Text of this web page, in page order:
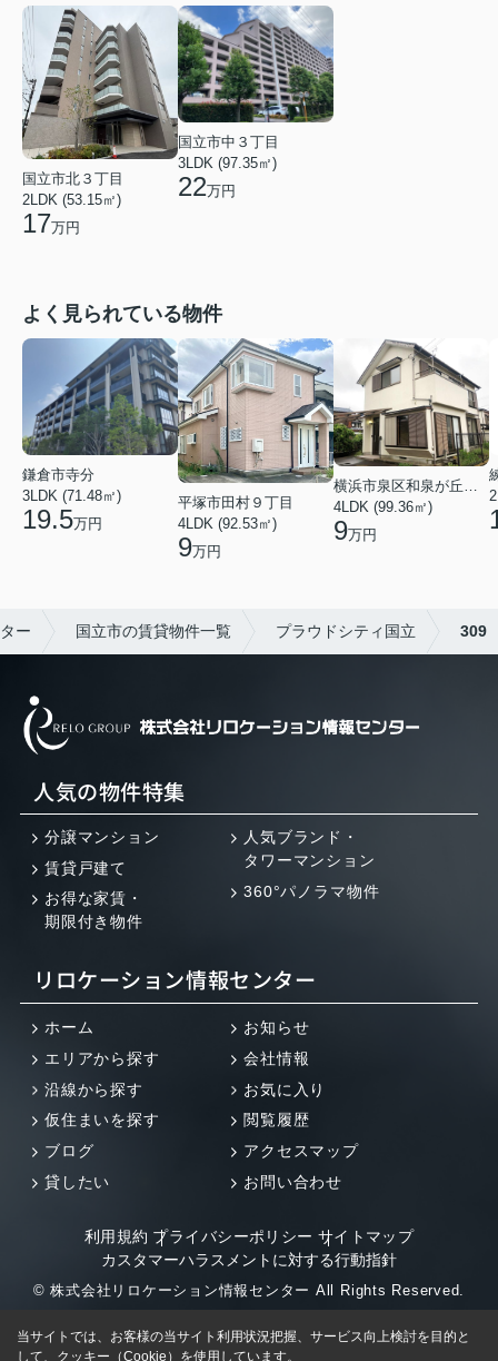
国立市北３丁目
2LDK (53.15㎡)
17万円
国立市中３丁目
3LDK (97.35㎡)
22万円
よく見られている物件
鎌倉市寺分
3LDK (71.48㎡)
19.5万円
平塚市田村９丁目
4LDK (92.53㎡)
9万円
横浜市泉区和泉が丘３丁目
4LDK (99.36㎡)
9万円
ー 国立市の賃貸物件一覧 プラウドシティ国立 309
人気の物件特集
分譲マンション
賃貸戸建て
お得な家賃・
期限付き物件
人気ブランド・
タワーマンション
360°パノラマ物件
リロケーション情報センター
ホーム
エリアから探す
沿線から探す
仮住まいを探す
ブログ
貸したい
お知らせ
会社情報
お気に入り
閲覧履歴
アクセスマップ
お問い合わせ
利用規約 プライバシーポリシー サイトマップ
カスタマーハラスメントに対する行動指針
© 株式会社リロケーション情報センター All Rights Reserved.
当サイトでは、お客様の当サイト利用状況把握、サービス向上検討を目的と
して、クッキー（Cookie）を使用しています。